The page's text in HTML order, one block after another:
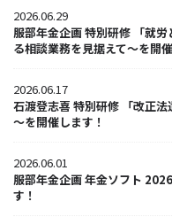
2026.06.29
服部年金企画 特別研修 「就
る相談業務を見据えて～を開
2026.06.17
石渡登志喜 特別研修 「改正
～を開催します！
2026.06.01
服部年金企画 年金ソフト
す！